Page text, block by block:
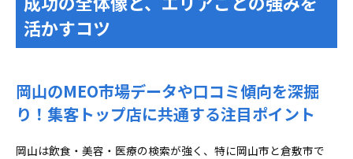
写真×スタイル別アルバムでブランディング！選
医療クリニックで信頼が倍増する情報整理術と安心運
用のポイント
計＆ラクラク更新術
活かすコツ
岡山のMEO市場データや口コミ傾向を深掘
り！集客トップ店に共通する注目ポイント
岡山は飲食・美容・医療の検索が強く、特に岡山市と倉敷市で